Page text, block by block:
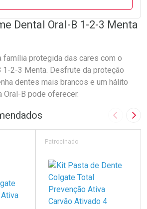
Dental Oral-B 1-2-3 Menta
família protegida das cares com o
1-2-3 Menta. Desfrute da proteção
dentes mais brancos e um hálito
B pode oferecer.
Imagem
Patrocinado